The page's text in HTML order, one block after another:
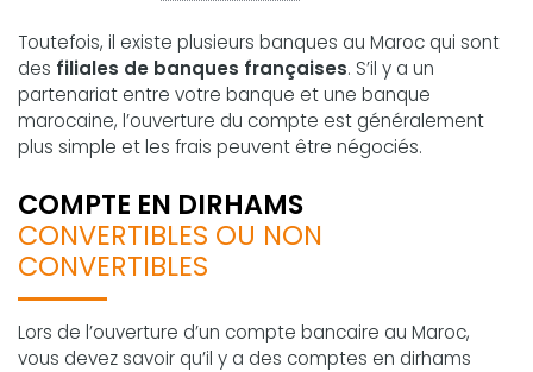
Toutefois, il existe plusieurs banques au Maroc qui sont
des filiales de banques françaises. S’il y a un
partenariat entre votre banque et une banque
marocaine, l’ouverture du compte est généralement
plus simple et les frais peuvent être négociés.
COMPTE EN DIRHAMS
CONVERTIBLES OU NON
CONVERTIBLES
Lors de l’ouverture d’un compte bancaire au Maroc,
vous devez savoir qu’il y a des comptes en dirhams